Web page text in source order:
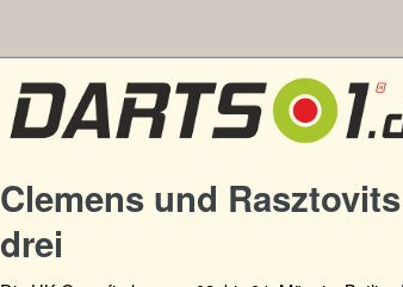
Clemens und
drei